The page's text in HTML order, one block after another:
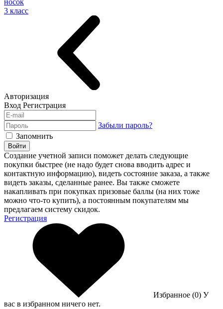
носок
3 класс
Авторизация
Вход Регистрация
Забыли пароль?
Запомнить
Войти
Создание учетной записи поможет делать следующие
покупки быстрее (не надо будет снова вводить адрес и
контактную информацию), видеть состояние заказа, а также
видеть заказы, сделанные ранее. Вы также сможете
накапливать при покупках призовые баллы (на них тоже
можно что-то купить), а постоянным покупателям мы
предлагаем систему скидок.
Регистрация
Избранное (0) У
вас в избранном ничего нет.